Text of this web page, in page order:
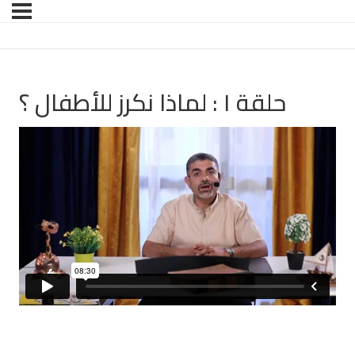
حلقة ١ : لماذا نكرز للأطفال ؟